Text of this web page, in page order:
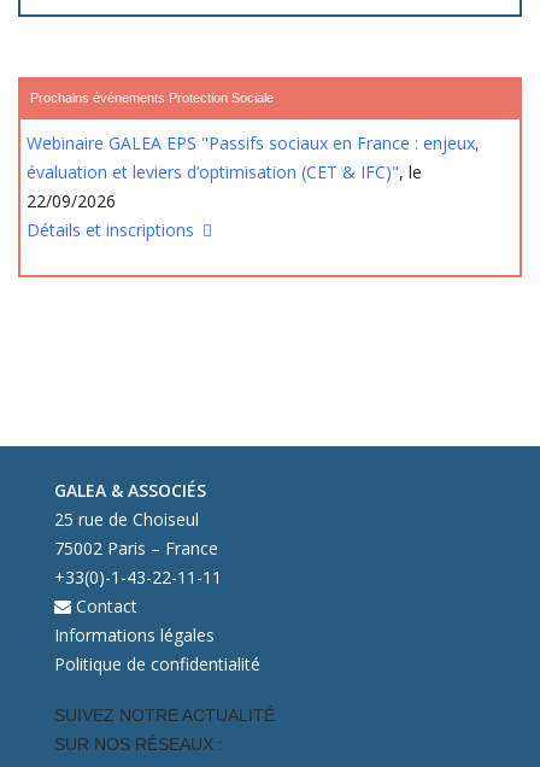
Prochains événements Protection Sociale
Webinaire GALEA EPS "Passifs sociaux en France : enjeux,
évaluation et leviers d’optimisation (CET & IFC)", le
22/09/2026
Détails et inscriptions
GALEA & ASSOCIÉS
25 rue de Choiseul
75002 Paris – France
+33(0)-1-43-22-11-11
Contact
Informations légales
Politique de confidentialité
SUIVEZ NOTRE ACTUALITÉ
SUR NOS RÉSEAUX :